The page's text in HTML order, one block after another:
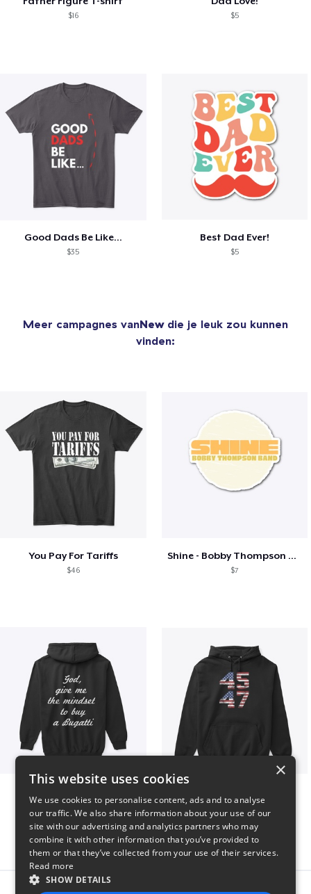
$16 $5
Good Dads Be Like...
$35
Best Dad Ever!
$5
Meer campagnes vanNewdie je leuk zou kunnen
vinden:
You Pay For Tariffs
$46
Shine - Bobby Thompson Band Merch
$7
×
This website uses cookies
We use cookies to personalise content, ads and to analyse
our traffic. We also share information about your use of our
site with our advertising and analytics partners who may
combine it with other information that you’ve provided to
them or that they’ve collected from your use of their services.
Read more
SHOW DETAILS